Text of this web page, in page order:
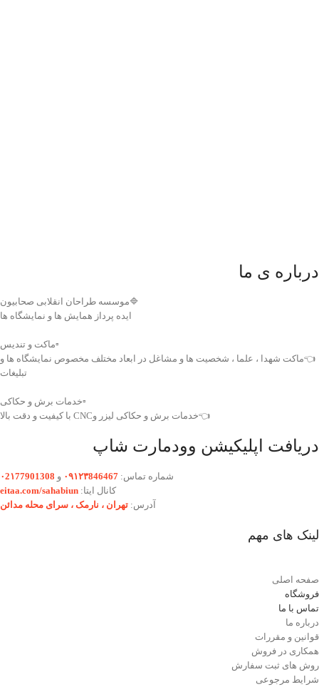
درباره ی ما
🔷موسسه طراحان انقلابی صحابیون
ایده پرداز همایش ها و نمایشگاه ها
▫️ماکت و تندیس
👈ماکت شهدا ، علما ، شخصیت ها و مشاغل در ابعاد مختلف مخصوص نمایشگاه ها و
تبلیغات
▫️خدمات برش و حکاکی
👈خدمات برش و حکاکی لیزر وCNC با کیفیت و دقت بالا
دریافت اپلیکیشن وودمارت شاپ
شماره تماس: ۰۹۱۲۳846467 و ۰2۱77901308
کانال ایتا: eitaa.com/sahabiun
آدرس: تهران ،‌ نارمک ، سرای محله مدائن
لینک های مهم
صفحه اصلی
فروشگاه
تماس با ما
درباره ما
قوانین و مقررات
همکاری در فروش
روش های ثبت سفارش
شرایط مرجوعی